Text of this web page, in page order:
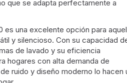
que se adapta perfectamente a
es una excelente opción para
y silencioso. Con su capacidad
de lavado y su eficiencia
hogares con alta demanda de
ruido y diseño moderno lo hacen